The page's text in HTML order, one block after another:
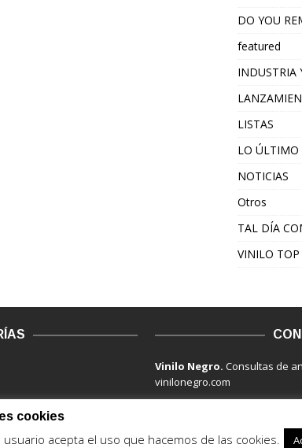
DO YOU
featured
INDUSTRIA
LISTAS
LO ÚLTIMO
NOTICIAS
Otros
TAL DÍA
VINILO
Vinilo Negro.Consultas de
vinilonegro.com
cookies
acepta el uso que hacemos de las cookies.